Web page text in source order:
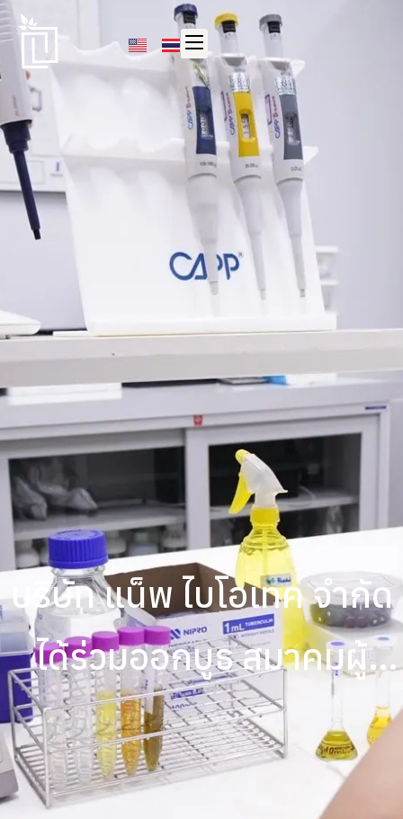
บริษัท แน็พ ไบโอเทค จำกัด
ได้ร่วมออกบูธ สมาคมผู้
ประกอบการร้านยารวมใจ
ไทย